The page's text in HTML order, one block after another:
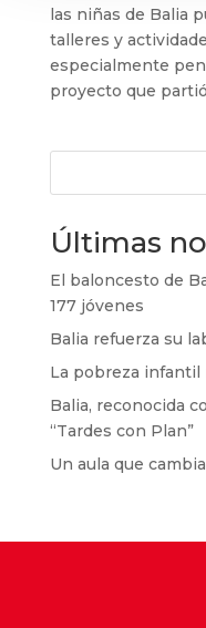
las niñas de Balia
talleres y
especialmente
proyecto que
Últimas
El baloncesto de
177 jóvenes
Balia refuerza su
La pobreza infantil
Balia, reconocida
“Tardes con Plan”
Un aula que